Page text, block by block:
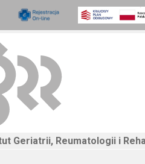
i Rehabilitacji
Geriatrii, Reumatologii i